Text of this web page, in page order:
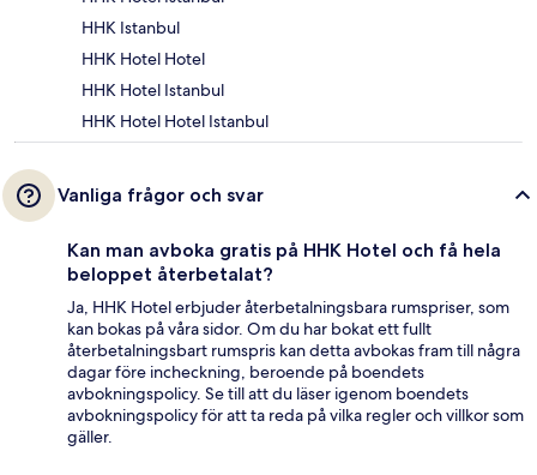
HHK Istanbul
HHK Hotel Hotel
HHK Hotel Istanbul
HHK Hotel Hotel Istanbul
Vanliga frågor och svar
Kan man avboka gratis på HHK Hotel och få hela
beloppet återbetalat?
Ja, HHK Hotel erbjuder återbetalningsbara rumspriser, som
kan bokas på våra sidor. Om du har bokat ett fullt
återbetalningsbart rumspris kan detta avbokas fram till några
dagar före incheckning, beroende på boendets
avbokningspolicy. Se till att du läser igenom boendets
avbokningspolicy för att ta reda på vilka regler och villkor som
gäller.